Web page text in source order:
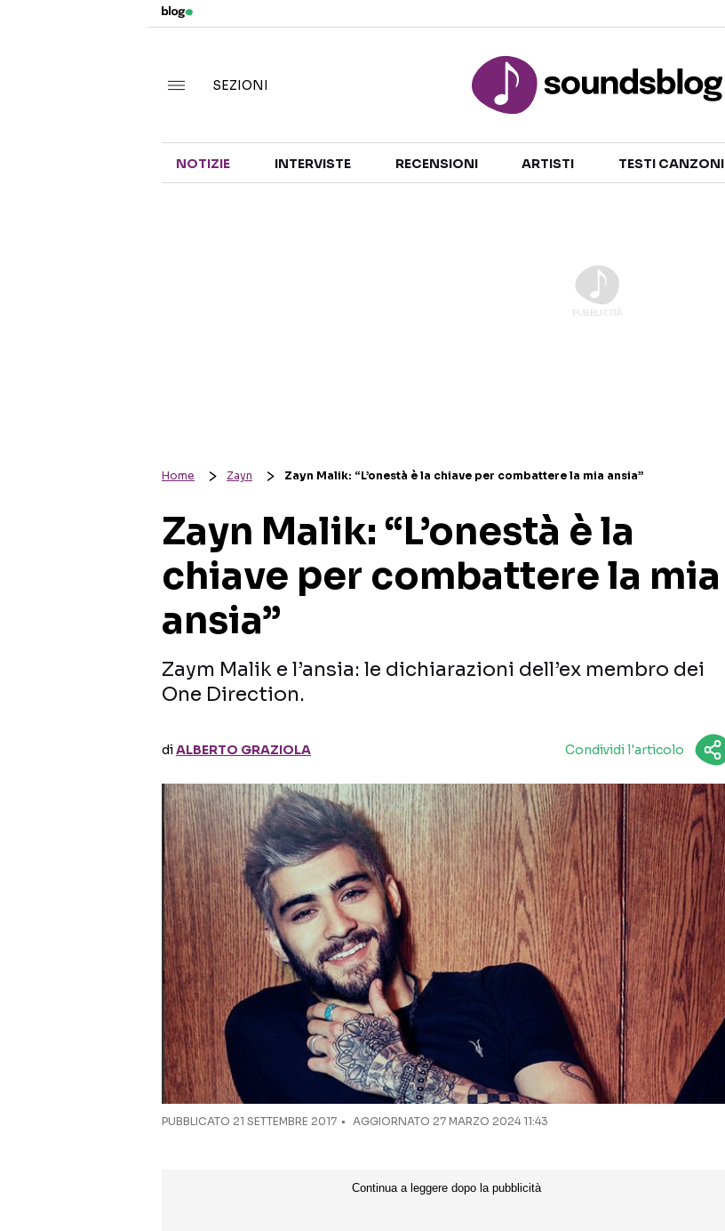
TALENT SHOW
SEZIONI
NOTIZIE INTERVISTE RECENSIONI ARTISTI TESTI CANZONI
Home Zayn Zayn Malik: “L’onestà è la chiave per combattere la mia ansia”
Zayn Malik: “L’onestà è la
chiave per combattere la mia
ansia”
Zaym Malik e l’ansia: le dichiarazioni dell’ex membro dei
One Direction.
diALBERTO GRAZIOLA Condividi l'articolo
PUBBLICATO 21 SETTEMBRE 2017 AGGIORNATO 27 MARZO 2024 11:43